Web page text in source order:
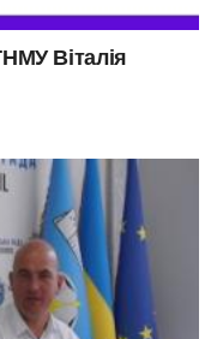
Віталія